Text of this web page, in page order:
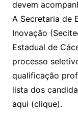
k p
g
e
c
o
m
devem
A Secretaria de
Inovação
Estadual de
processo
qualificação
lista dos
aqui (clique).